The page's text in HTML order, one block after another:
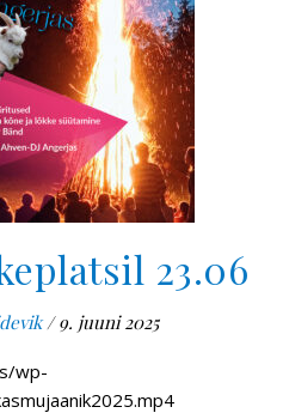
23.06
/ 9. juuni 2025